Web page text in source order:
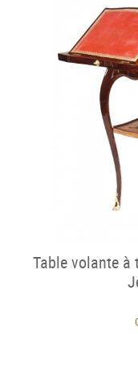
Table volante